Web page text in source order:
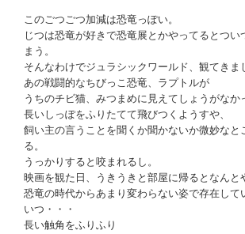
このごつごつ加減は恐竜っぽい。
じつは恐竜が好きで恐竜展とかやってるとつい
まう。
そんなわけでジュラシックワールド、観てきま
あの戦闘的なちびっこ恐竜、ラプトルが
うちのチビ猫、みつまめに見えてしょうがなか
長いしっぽをふりたてて飛びつくようすや、
飼い主の言うことを聞くか聞かないか微妙なと
る。
うっかりすると咬まれるし。
映画を観た日、うきうきと部屋に帰るとなんと
恐竜の時代からあまり変わらない姿で存在して
いつ・・・
長い触角をふりふり